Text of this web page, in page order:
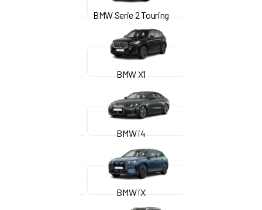
BMW Serie 2 Touring
BMW X1
BMW i4
BMW iX